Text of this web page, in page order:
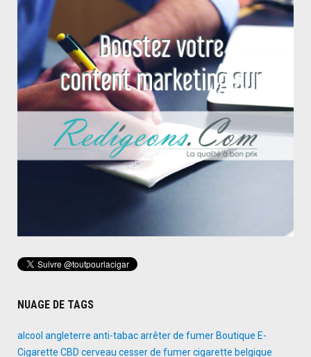
NUAGE DE TAGS
alcool angleterre anti-tabacarrêter de fumer Boutique E-
Cigarette CBD cerveau cesser de fumercigarette belgique